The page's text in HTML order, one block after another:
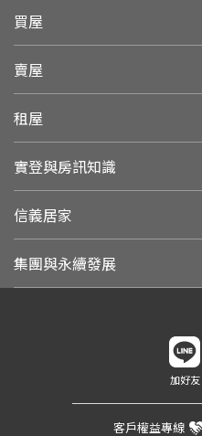
買屋
賣屋
租屋
實登與房訊知識
信義居家
集團與永續發展
加好友
客戶權益專線